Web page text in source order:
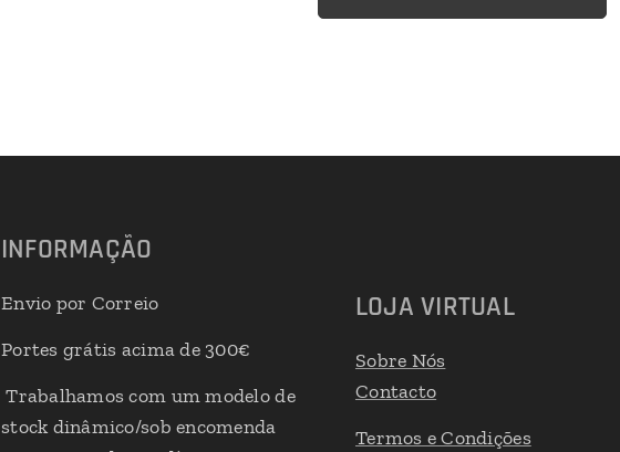
INFORMAÇÃO
Envio por Correio
Portes grátis acima de 300€
Trabalhamos com um modelo de
stock dinâmico/sob encomenda
LOJA VIRTUAL
Sobre Nós
Contacto
Termos e Condições